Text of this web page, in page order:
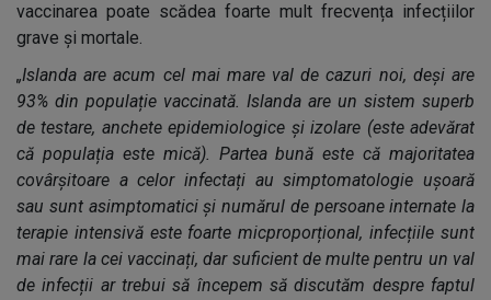
vaccinarea poate scădea foarte mult frecvența infecțiilor
grave și mortale.
„Islanda are acum cel mai mare val de cazuri noi, deși are
93% din populație vaccinată. Islanda are un sistem superb
de testare, anchete epidemiologice și izolare (este adevărat
că populația este mică). Partea bună este că majoritatea
covârșitoare a celor infectați au simptomatologie ușoară
sau sunt asimptomatici și numărul de persoane internate la
terapie intensivă este foarte micproporțional, infecțiile sunt
mai rare la cei vaccinați, dar suficient de multe pentru un val
de infecții ar trebui să începem să discutăm despre faptul